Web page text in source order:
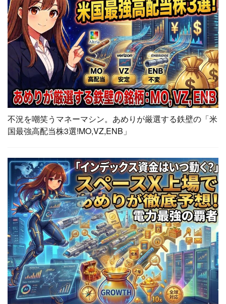
不況を嘲笑うマネーマシン。あめりが厳選する鉄壁の「米
国最強高配当株3選!MO,VZ,ENB」